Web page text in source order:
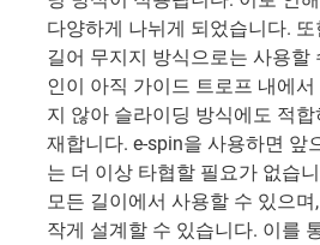
다양하게 나뉘게 되었습니다.
길어 무지지 방식으로는 사용할
인이 아직 가이드 트로프 내에
지 않아 슬라이딩 방식에도 적
재합니다. e-spin을 사용하면 앞
는 더 이상 타협할 필요가 없습
모든 길이에서 사용할 수 있으며
작게 설계할 수 있습니다. 이를